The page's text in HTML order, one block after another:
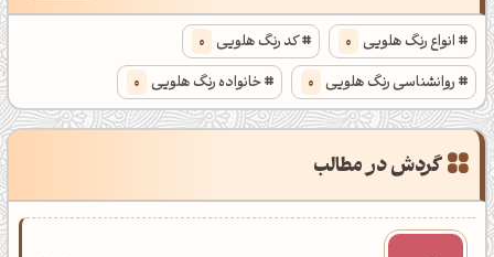
انواع رنگ هلویی 0 کد رنگ هلویی 0
روانشناسی رنگ هلویی 0 خانواده رنگ هلویی 0
گردش در مطالب